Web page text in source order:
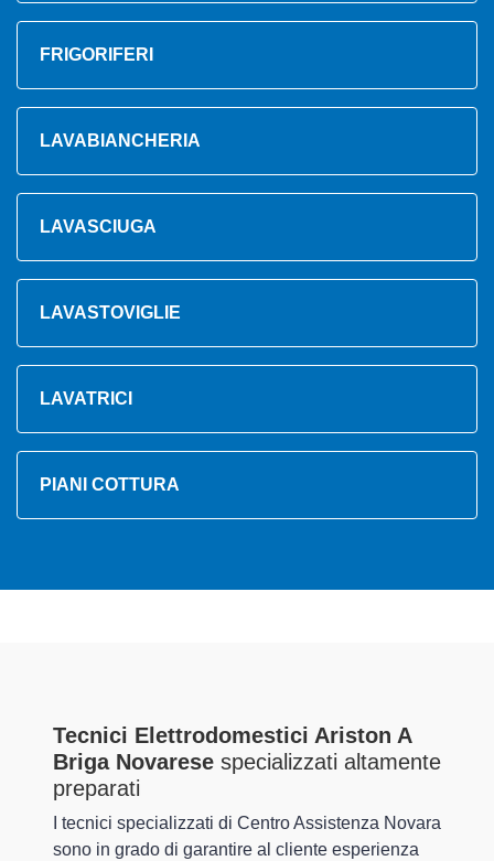
FRIGORIFERI
LAVABIANCHERIA
LAVASCIUGA
LAVASTOVIGLIE
LAVATRICI
PIANI COTTURA
Tecnici Elettrodomestici Ariston A
Briga Novarese specializzati altamente
preparati
I tecnici specializzati di Centro Assistenza Novara
sono in grado di garantire al cliente esperienza